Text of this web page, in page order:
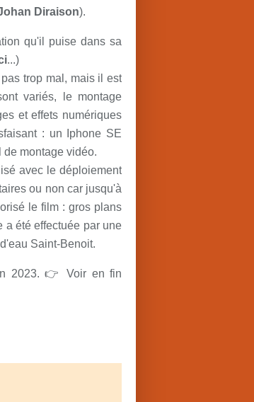
Diraison).
qu'il puise dans sa
...)
trop mal, mais il est
variés, le montage
et effets numériques
: un Iphone SE
montage vidéo.
avec le déploiement
ou non car jusqu'à
le film : gros plans
a été effectuée par une
Saint-Benoit.
2023. 👉 Voir en fin